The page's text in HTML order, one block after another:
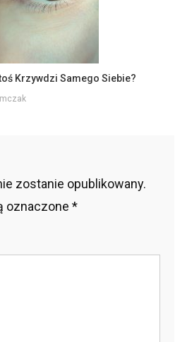
Krzywdzi Samego Siebie?
zostanie opublikowany.
oznaczone *